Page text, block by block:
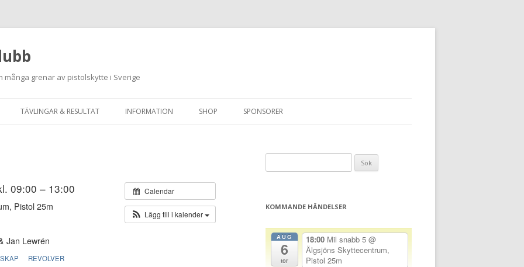
många grenar av pistolskytte i Sverige
till
TÄVLINGAR & RESULTAT INFORMATION
RUTINER FÖR SKJUTLEDARE
FÄLTSKYTTE
SHOP SPONSORER
Calendar
Lägg till i kalender
09:00 – 13:00
Pistol 25m
Jan Lewrén
REVOLVER
efter:
KOMMANDE HÄNDELSER
AUG
6
tor
18:00 Mil snabb 5 @
Älgsjöns Skyttecentrum,
Pistol 25m